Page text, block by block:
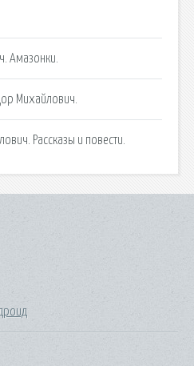
Амазонки.
Михайлович.
Рассказы и повести.